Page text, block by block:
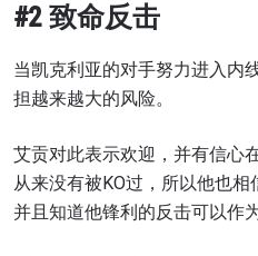
#2 致命反击
当凯克利亚的对手努力进入内
担越来越大的风险。
艾贡对此表示欢迎，并有信心
从来没有被KO过，所以他也
并且知道他锋利的反击可以作